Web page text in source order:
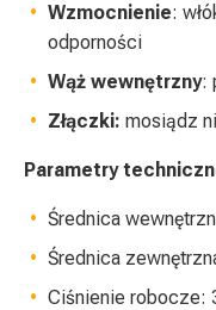
Wzmocnienie:
odporności
Wąż wewnętrzny:
Złączki: mosiądz
Parametry
Średnica
Średnica
Ciśnienie robocze: